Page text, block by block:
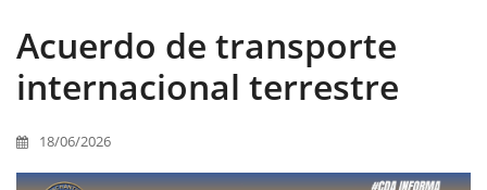
Acuerdo de transporte
internacional terrestre
18/06/2026